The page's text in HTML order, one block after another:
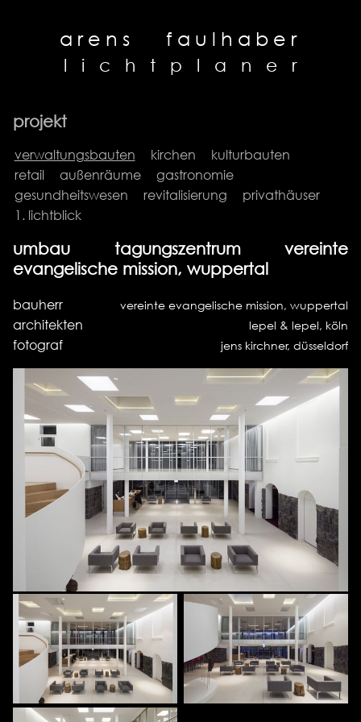
arens faulhaber
l i c h t p l a n e r
projekt
verwaltungsbauten kirchen
kulturbauten
retail
außenräume
gastronomie
gesundheitswesen
revitalisierung
privathäuser
1. lichtblick
umbau tagungszentrum vereinte
evangelische mission, wuppertal
bauherr vereinte evangelische mission, wuppertal
architekten lepel & lepel, köln
fotograf jens kirchner, düsseldorf